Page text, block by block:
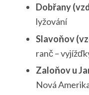
Dobřany
lyžování
Slavoňov
ranč –
Zaloňov u
Nová